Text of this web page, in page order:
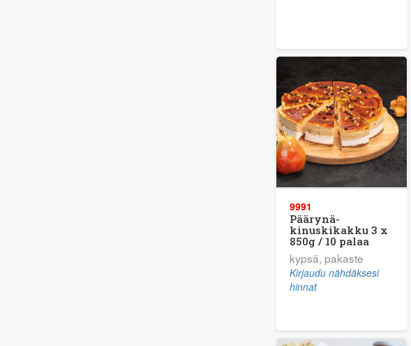
9991
Päärynä-
kinuskikakku 3 x
850g / 10 palaa
kypsä, pakaste
Kirjaudu nähdäksesi
hinnat